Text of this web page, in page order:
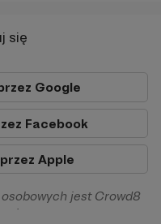
się
Google
Facebook
Apple
jest Crowd8
Żwirki i Wigury 16, 02-